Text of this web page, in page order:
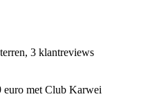
3 klantreviews
euro met Club Karwei